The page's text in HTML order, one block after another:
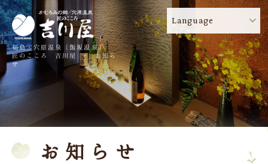
福島・穴原温泉（飯坂温泉）
匠のこころ 吉川屋 - お知ら
せ
Language
お知らせ
! 吉川屋のコロナウイルス感染症対策について
TOP 吉川屋について
温泉 客室
料理